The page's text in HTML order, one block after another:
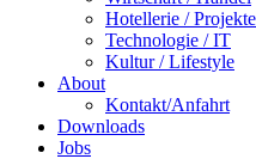
Hotellerie /
Technologie / IT
Kultur / Lifestyle
About
Kontakt/Anfahrt
Downloads
Jobs